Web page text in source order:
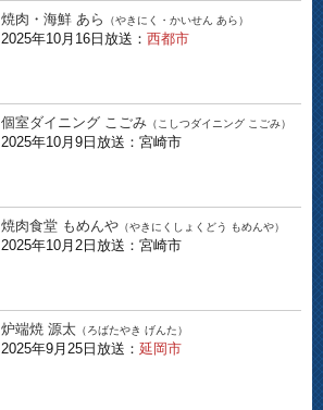
焼肉・海鮮 あら （やきにく・かいせん あら）
2025年10月16日放送： 西都市
個室ダイニング こごみ （こしつダイニング こごみ）
2025年10月9日放送：宮崎市
焼肉食堂 もめんや （やきにくしょくどう もめんや）
2025年10月2日放送：宮崎市
炉端焼 源太 （ろばたやき げんた）
2025年9月25日放送： 延岡市